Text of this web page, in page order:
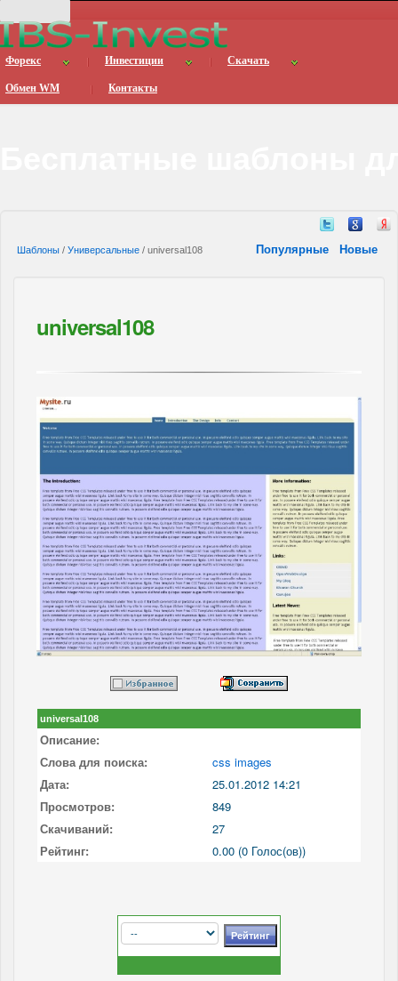
Форекс Инвестиции Скачать
Обмен WM Контакты
Шаблоны / Универсальные / universal108 Популярные Новые
universal108
universal108
Описание:
Слова для поиска:
css images
Дата:
25.01.2012 14:21
Просмотров:
849
Скачиваний:
27
Рейтинг:
0.00 (0 Голос(ов))